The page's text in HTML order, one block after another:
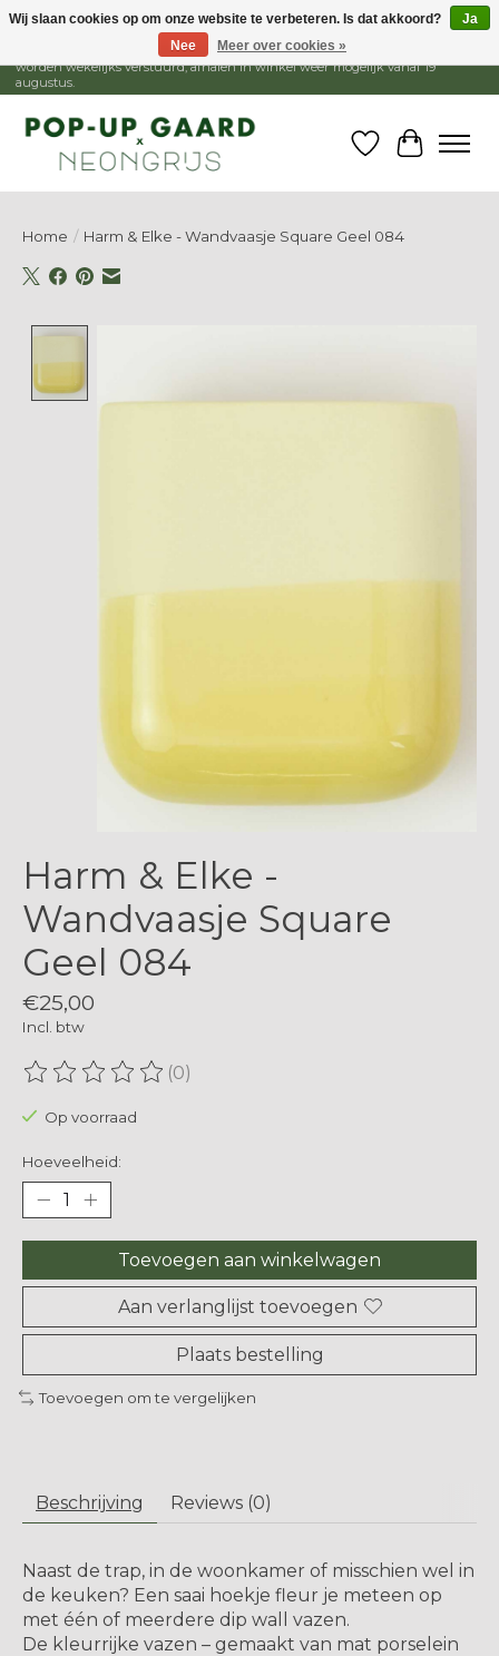
1 - 15 augustus is de winkel gesloten, webshop blijft open. Bestellingen
worden wekelijks verstuurd, afhalen in winkel weer mogelijk vanaf 19
augustus.
Verlanglijst
Home / Harm & Elke - Wandvaasje Square Geel 084
Harm & Elke -
Wandvaasje Square
Geel 084
€25,00
Incl. btw
De beoordeling van dit product is
(0)
Op voorraad
Hoeveelheid:
Toevoegen aan winkelwagen
Aan verlanglijst toevoegen
Plaats bestelling
Toevoegen om te vergelijken
Beschrijving Reviews (0)
Naast de trap, in de woonkamer of misschien wel in
de keuken? Een saai hoekje fleur je meteen op
met één of meerdere dip wall vazen.
De kleurrijke vazen ​​– gemaakt van mat porselein
Wij slaan cookies op om onze website te verbeteren. Is dat akkoord?
Ja
Nee
Meer over cookies »